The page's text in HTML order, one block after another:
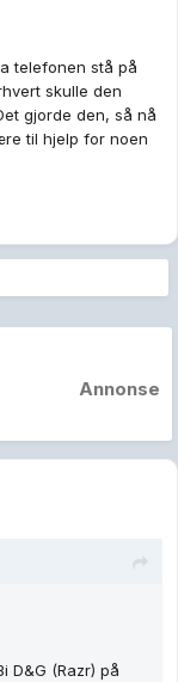
telefonen stå på
skulle den
gjorde den, så nå
til hjelp for noen
Annonse
D&G (Razr) på